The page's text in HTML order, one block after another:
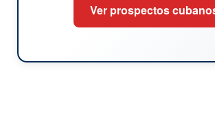
Ver prospectos